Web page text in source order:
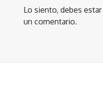
Lo siento, debes estar
un comentario.